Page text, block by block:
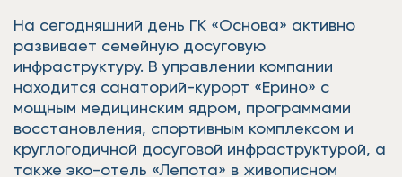
На сегодняшний день ГК «Основа» активно
развивает семейную досуговую
инфраструктуру. В управлении компании
находится санаторий-курорт «Ерино» с
мощным медицинским ядром, программами
восстановления, спортивным комплексом и
круглогодичной досуговой инфраструктурой, а
также эко-отель «Лепота» в живописном